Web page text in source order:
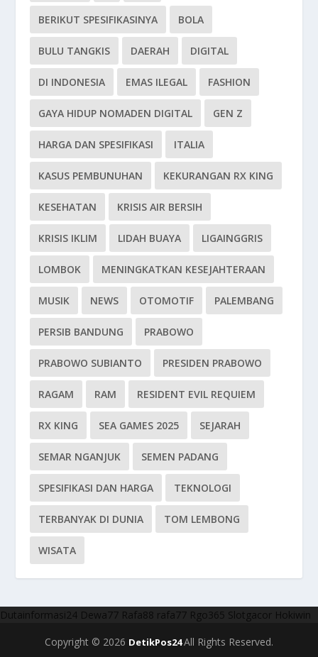
BERIKUT SPESIFIKASINYA BOLA
BULU TANGKIS DAERAH DIGITAL
DI INDONESIA EMAS ILEGAL FASHION
GAYA HIDUP NOMADEN DIGITAL GEN Z
HARGA DAN SPESIFIKASI ITALIA
KASUS PEMBUNUHAN KEKURANGAN RX KING
KESEHATAN KRISIS AIR BERSIH
KRISIS IKLIM LIDAH BUAYA LIGAINGGRIS
LOMBOK MENINGKATKAN KESEJAHTERAAN
MUSIK NEWS OTOMOTIF PALEMBANG
PERSIB BANDUNG PRABOWO
PRABOWO SUBIANTO PRESIDEN PRABOWO
RAGAM RAM RESIDENT EVIL REQUIEM
RX KING SEA GAMES 2025 SEJARAH
SEMAR NGANJUK SEMEN PADANG
SPESIFIKASI DAN HARGA TEKNOLOGI
TERBANYAK DI DUNIA TOM LEMBONG
WISATA
Dutainformasi24 Dewa77 Rafa88 rafa77 Rgo365 Slotgacor Hokiwin
Copyright © 2026 DetikPos24All Rights Reserved.